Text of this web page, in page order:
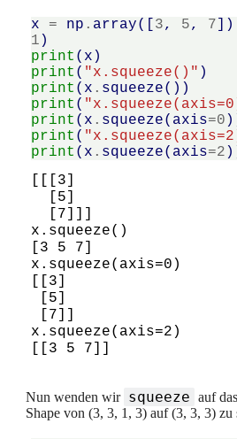
x = np . array([ 3, 5, 7 ])
1 )
print ( x )
print ( "x.squeeze()" )
print ( x . squeeze())
print (
print ( x . squeeze( axis=0
print (
print ( x . squeeze( axis=2
[[[3]
x.squeeze()
[3 5 7]
x.squeeze(axis=0)
[[3]
x.squeeze(axis=2)
Nun wenden wir squeeze auf
Shape von (3, 3, 1, 3) auf (3, 3, 3) zu